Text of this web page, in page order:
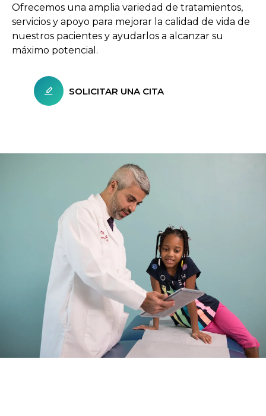
Ofrecemos una amplia variedad de tratamientos,
servicios y apoyo para mejorar la calidad de vida de
nuestros pacientes y ayudarlos a alcanzar su
máximo potencial.
SOLICITAR UNA CITA